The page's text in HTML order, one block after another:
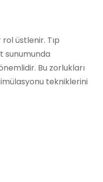
üstlenir. Tıp
sunumunda
Bu zorlukları
tekniklerini